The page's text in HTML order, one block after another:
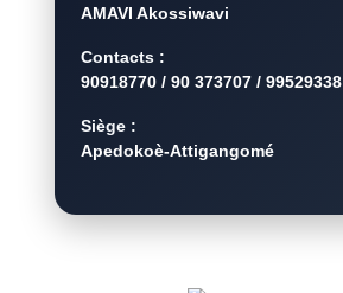
AMAVI Akossiwavi
Contacts :
90918770 / 90 373707 / 99529338
Siège :
Apedokoè-Attigangomé